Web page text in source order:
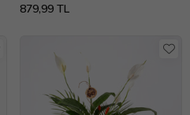
879,99 TL